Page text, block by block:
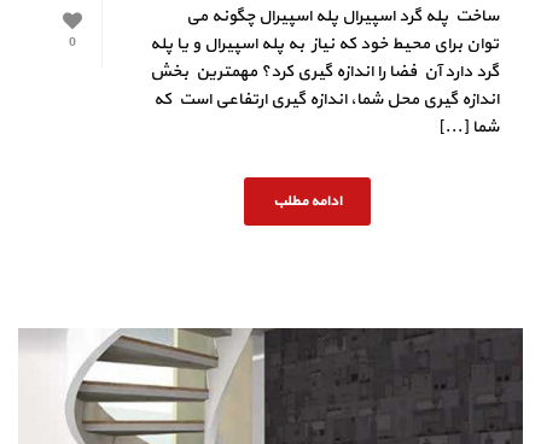
0
ساخت پله گرد اسپیرال پله اسپیرال چگونه می
توان برای محیط خود که نیاز به پله اسپیرال و یا پله
گرد دارد آن فضا را اندازه گیری کرد؟ مهمترین بخش
اندازه گیری محل شما، اندازه گیری ارتفاعی است که
شما [...]
ادامه مطلب